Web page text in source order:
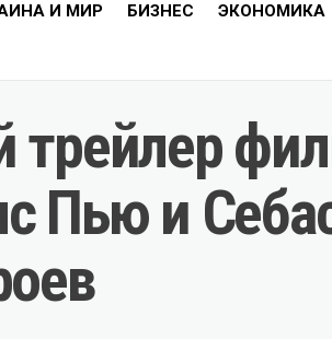
И МИР БИЗНЕС ЭКОНОМИКА
трейлер
Пью и